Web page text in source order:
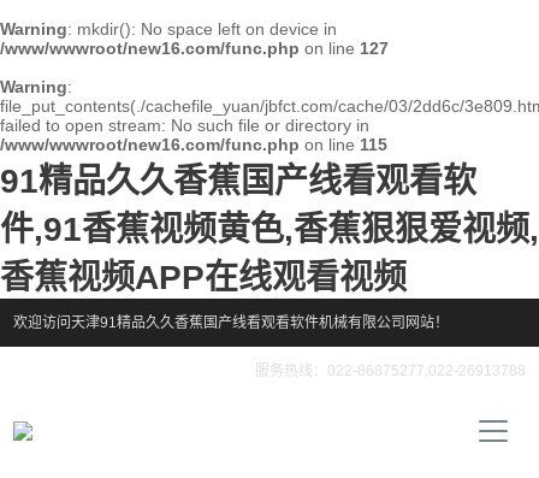
Warning: mkdir(): No space left on device in
/www/wwwroot/new16.com/func.php on line 127
Warning:
file_put_contents(./cachefile_yuan/jbfct.com/cache/03/2dd6c/
failed to open stream: No such file or directory in
/www/wwwroot/new16.com/func.php on line 115
91精品久久香蕉国产线看观看软
件,91香蕉视频黄色,香蕉狠狠爱视频,
香蕉视频APP在线观看视频
欢迎访问天津91精品久久香蕉国产线看观看软件机械有限公司网站！
服务热线：022-86875277,022-26913788